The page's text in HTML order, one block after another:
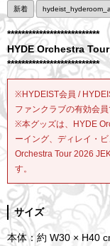
新着
**************************
HYDE Orchestra
**************************
※HYDEIST会員 /
ファンクラブの有効会
※本グッズは、HYDE
ーイング、ディレイ・
Orchestra Tour 2026
す。
サイズ
本体：約 W30 × H40